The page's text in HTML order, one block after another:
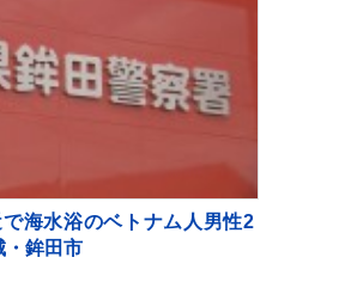
で海水浴のベトナム人男性2
鉾田市